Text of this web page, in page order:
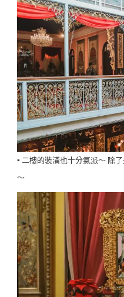
▪️ 二樓的裝潢也十分氣派～ 除
～